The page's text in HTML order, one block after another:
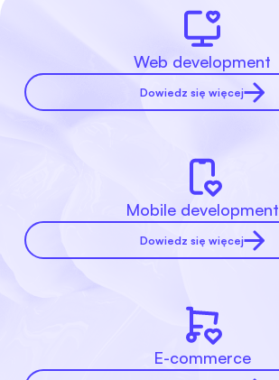
Web development
Dowiedz się więcej
Mobile development
Dowiedz się więcej
E-commerce